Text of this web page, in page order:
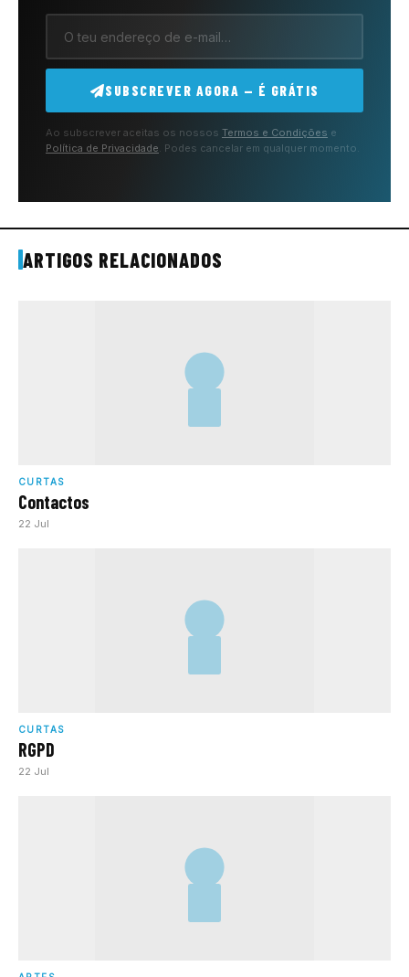
SUBSCREVER AGORA — É GRÁTIS
Ao subscrever aceitas os nossos Termos e Condições e
Política de Privacidade. Podes cancelar em qualquer momento.
ARTIGOS RELACIONADOS
CURTAS
Contactos
22 Jul
CURTAS
RGPD
22 Jul